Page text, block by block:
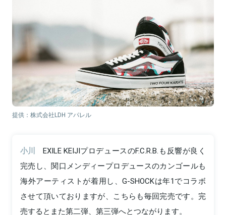
提供：株式会社LDH アパレル
小川
EXILE KEIJIプロデュースのF.C.R.B.も反響が良く
完売し、関口メンディープロデュースのカンゴールも
海外アーティストが着用し、G-SHOCKは年1でコラボ
させて頂いておりますが、こちらも毎回完売です。完
売するとまた第二弾、第三弾へとつながります。